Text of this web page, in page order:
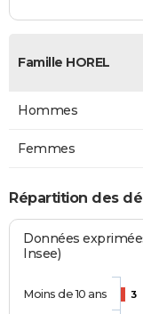
Famille HOREL
Hommes
Femmes
Répartition des
Données
Insee)
3
Moins de 10 ans